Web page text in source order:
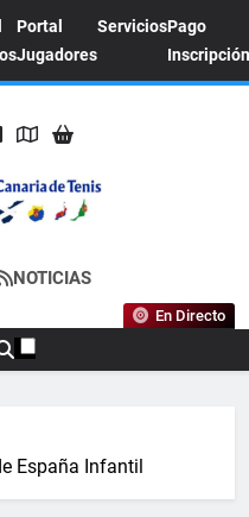
Portal
Jugadores
ServiciosPago
Inscripción
DE
Federación Canaria De
NOTICIAS
En Directo
España Infantil